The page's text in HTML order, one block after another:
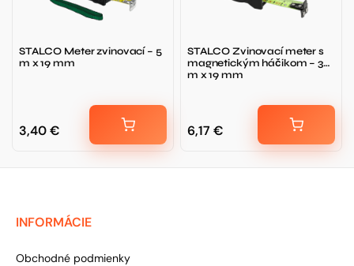
STALCO Meter zvinovací – 5
m x 19 mm
3,40€
STALCO Zvinovací meter s
magnetickým háčikom – 3
m x 19 mm
6,17 €
INFORMÁCIE
Obchodné podmienky